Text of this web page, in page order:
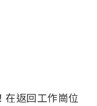
在返回工作崗位